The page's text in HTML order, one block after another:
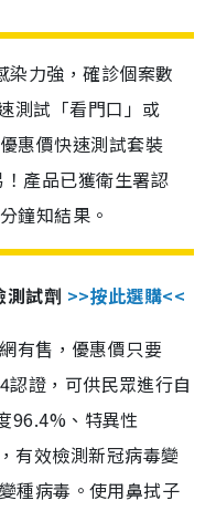
力強，確診個案數
測試「看門口」或
惠價快速測試套裝
產品已獲衛生署認
鐘知結果。
測試劑 >>按此選購<<
有售，優惠價只要
證，可供民眾進行自
96.4%、特異性
有效檢測新冠病毒變
種病毒。使用鼻拭子